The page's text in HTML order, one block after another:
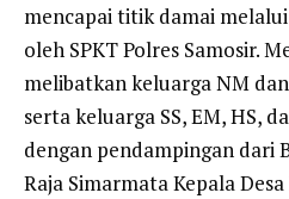
mencapai titik damai
oleh SPKT Polres Samosir.
melibatkan keluarga NM
serta keluarga SS, EM, HS,
dengan pendampingan dari
Raja Simarmata Kepala